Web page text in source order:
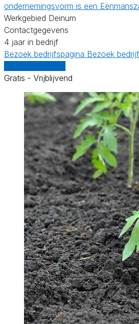
ondernemingsvorm is een
Werkgebied Deinum
Contactgegevens
4 jaar in bedrijf
Bezoek bedrijfspagina Bezoek
Gratis - Vrijblijvend